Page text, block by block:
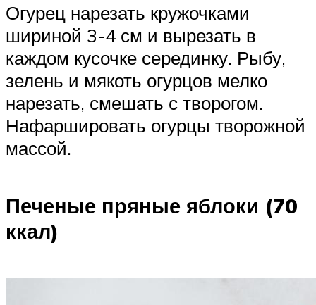
Огурец нарезать кружочками
шириной 3-4 см и вырезать в
каждом кусочке серединку. Рыбу,
зелень и мякоть огурцов мелко
нарезать, смешать с творогом.
Нафаршировать огурцы творожной
массой.
Печеные пряные яблоки (70
ккал)